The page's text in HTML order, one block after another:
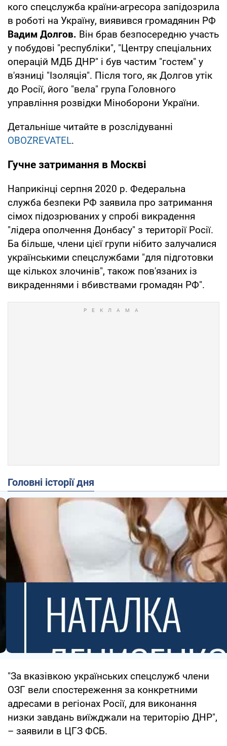
кого спецслужба країни-агресора запідозрила
в роботі на Україну, виявився громадянин РФ
Вадим Долгов. Він брав безпосередню участь
у побудові "республіки", "Центру спеціальних
операцій МДБ ДНР" і був частим "гостем" у
в'язниці "Ізоляція". Після того, як Долгов утік
до Росії, його "вела" група Головного
управління розвідки Міноборони України.
Детальніше читайте в розслідуванні
OBOZREVATEL.
Гучне затримання в Москві
Наприкінці серпня 2020 р. Федеральна
служба безпеки РФ заявила про затримання
сімох підозрюваних у спробі викрадення
"лідера ополчення Донбасу" з території Росії.
Ба більше, члени цієї групи нібито залучалися
українськими спецслужбами "для підготовки
ще кількох злочинів", також пов'язаних із
викраденнями і вбивствами громадян РФ".
Головні історії дня
"За вказівкою українських спецслужб члени
ОЗГ вели спостереження за конкретними
адресами в регіонах Росії, для виконання
низки завдань виїжджали на територію ДНР",
– заявили в ЦГЗ ФСБ.